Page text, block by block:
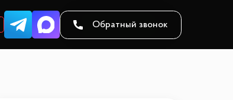
Обратный звонок